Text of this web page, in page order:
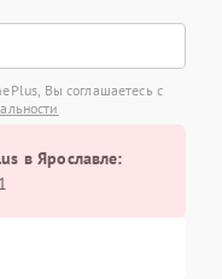
Вы соглашаетесь с
в Ярославле: